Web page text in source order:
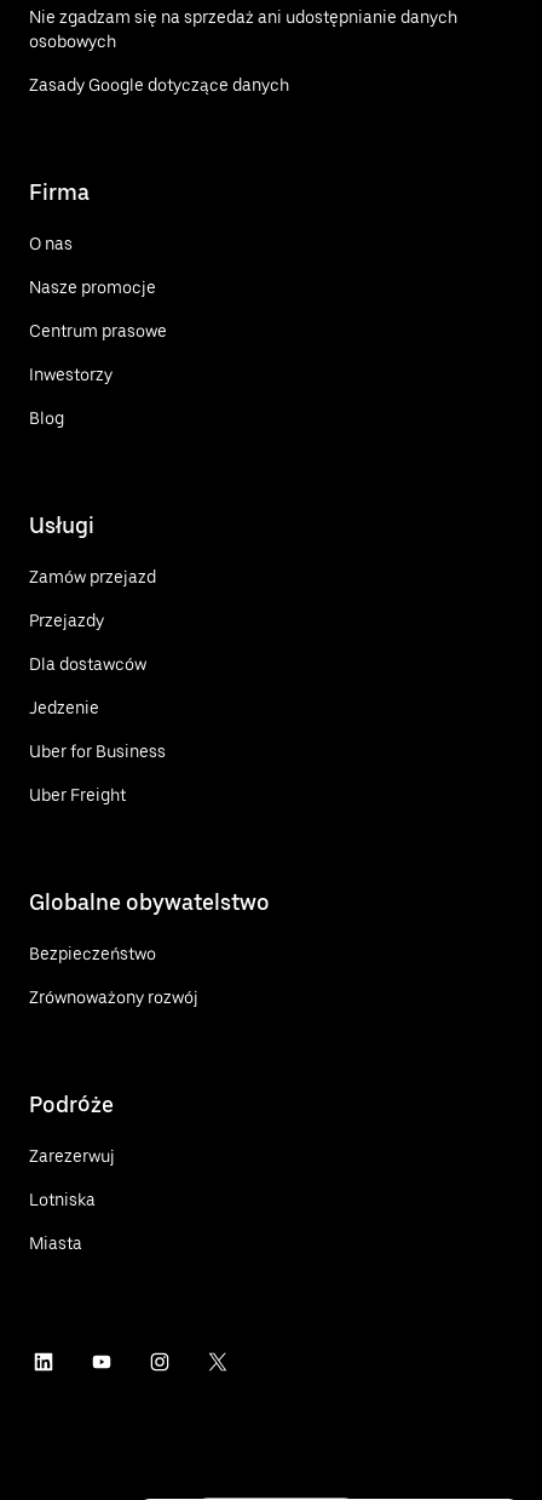
Nie zgadzam się na sprzedaż ani udostępnianie danych
osobowych
Zasady Google dotyczące danych
Firma
O nas
Nasze promocje
Centrum prasowe
Inwestorzy
Blog
Usługi
Zamów przejazd
Przejazdy
Dla dostawców
Jedzenie
Uber for Business
Uber Freight
Globalne obywatelstwo
Bezpieczeństwo
Zrównoważony rozwój
Podróże
Zarezerwuj
Lotniska
Miasta